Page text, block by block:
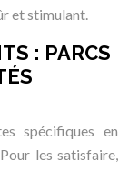
et stimulant.
: PARCS
spécifiques en
les satisfaire,